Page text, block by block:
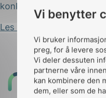
Vi benytter
Vi bruker
preg, for å levere
Vi deler dessuten
partnerne våre
kan kombinere den
dem, eller som de
konkurranse med mange
Les innlegg